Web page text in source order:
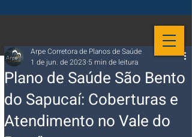
Plano de Saúde São Bento
do Sapucaí: Coberturas e
Atendimento no Vale do
Arpe Corretora de Planos de Saúde
1 de jun. de 2023 5 min de leitura